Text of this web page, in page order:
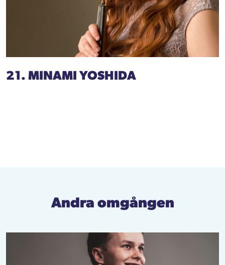
21. MINAMI YOSHIDA
Andra omgången